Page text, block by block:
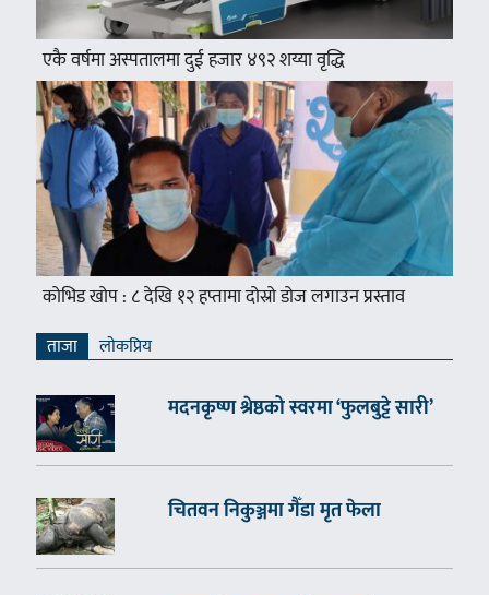
एकै वर्षमा अस्पतालमा दुई हजार ४९२ शय्या वृद्धि
कोभिड खोप : ८ देखि १२ हप्तामा दोस्रो डोज लगाउन प्रस्ताव
ताजा लाेकप्रिय
मदनकृष्ण श्रेष्ठको स्वरमा ‘फुलबुट्टे सारी’
चितवन निकुञ्जमा गैँडा मृत फेला